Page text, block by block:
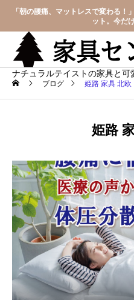
「朝の腰痛、マットレスで変わる
ット。今だ
ナチュラルテイストの家具と
ブログ 姫路 家具 北欧
姫路